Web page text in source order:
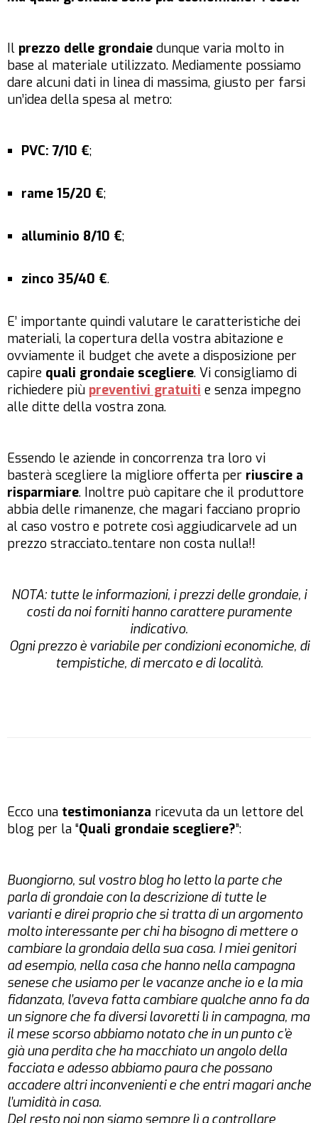
Il prezzo delle grondaie dunque varia molto in
base al materiale utilizzato. Mediamente possiamo
dare alcuni dati in linea di massima, giusto per farsi
un’idea della spesa al metro:
PVC: 7/10 €;
rame 15/20 €;
alluminio 8/10 €;
zinco 35/40 €.
E’ importante quindi valutare le caratteristiche dei
materiali, la copertura della vostra abitazione e
ovviamente il budget che avete a disposizione per
capire quali grondaie scegliere. Vi consigliamo di
richiedere più preventivi gratuiti e senza impegno
alle ditte della vostra zona.
Essendo le aziende in concorrenza tra loro vi
basterà scegliere la migliore offerta per riuscire a
risparmiare. Inoltre può capitare che il produttore
abbia delle rimanenze, che magari facciano proprio
al caso vostro e potrete così aggiudicarvele ad un
prezzo stracciato..tentare non costa nulla!!
NOTA: tutte le informazioni, i prezzi delle grondaie, i
costi da noi forniti hanno carattere puramente
indicativo.
Ogni prezzo è variabile per condizioni economiche, di
tempistiche, di mercato e di località.
Ecco una testimonianza ricevuta da un lettore del
blog per la “Quali grondaie scegliere?”:
Buongiorno, sul vostro blog ho letto la parte che
parla di grondaie con la descrizione di tutte le
varianti e direi proprio che si tratta di un argomento
molto interessante per chi ha bisogno di mettere o
cambiare la grondaia della sua casa. I miei genitori
ad esempio, nella casa che hanno nella campagna
senese che usiamo per le vacanze anche io e la mia
fidanzata, l’aveva fatta cambiare qualche anno fa da
un signore che fa diversi lavoretti lì in campagna, ma
il mese scorso abbiamo notato che in un punto c’è
già una perdita che ha macchiato un angolo della
facciata e adesso abbiamo paura che possano
accadere altri inconvenienti e che entri magari anche
l’umidità in casa.
Del resto noi non siamo sempre lì a controllare